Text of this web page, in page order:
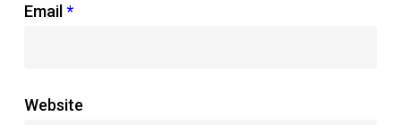
Email*
Website